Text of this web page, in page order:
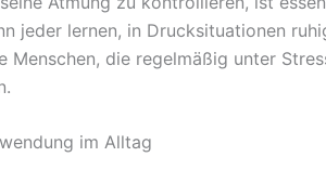
jeder lernen, in Drucksituationen
Menschen, die regelmäßig unter
im Alltag